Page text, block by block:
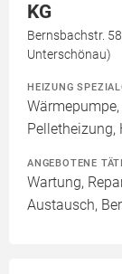
KG
Bernsbachstr.
Unterschönau)
HEIZUNG
Pelletheizung,
ANGEBOTENE
Wartung,
Austausch,